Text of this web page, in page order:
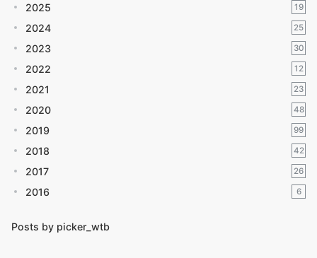
2025 19
2024 25
2023 30
2022 12
2021 23
2020 48
2019 99
2018 42
2017 26
2016 6
Posts by picker_wtb